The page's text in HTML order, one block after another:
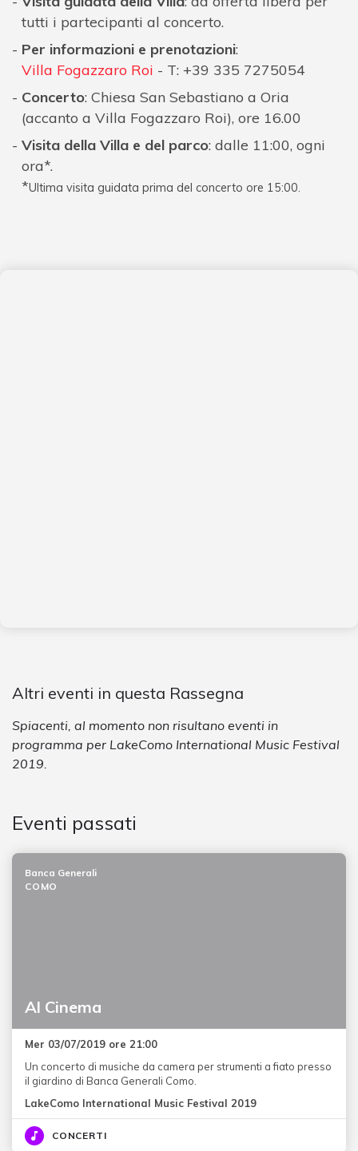
tutti i partecipanti al concerto.
Per informazioni e prenotazioni:
Villa Fogazzaro Roi - T: +39 335 7275054
Concerto: Chiesa San Sebastiano a Oria
(accanto a Villa Fogazzaro Roi), ore 16.00
Visita della Villa e del parco: dalle 11:00, ogni
ora*.
*Ultima visita guidata prima del concerto ore 15:00.
Altri eventi in questa Rassegna
Spiacenti, al momento non risultano eventi in
programma per LakeComo International Music Festival
2019.
Eventi passati
Al Cinema
Banca Generali
COMO
Mer 03/07/2019 ore 21:00
Un concerto di musiche da camera per strumenti a fiato presso
il giardino di Banca Generali Como.
LakeComo International Music Festival 2019
CONCERTI